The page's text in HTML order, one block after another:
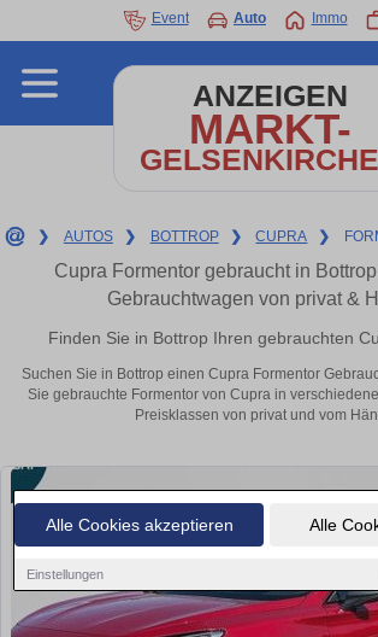
Alle Cookies akzeptieren Alle
Einstellungen
Event Auto Immo
ANZEIGEN
MARKT-
❯ AUTOS ❯ BOTTROP ❯ CUPRA ❯
Cupra Formentor gebraucht in
Gebrauchtwagen von privat &
Finden Sie in Bottrop Ihren gebrauchten
Suchen Sie in Bottrop einen Cupra Formentor
Sie gebrauchte Formentor von Cupra in
Preisklassen von privat und vom